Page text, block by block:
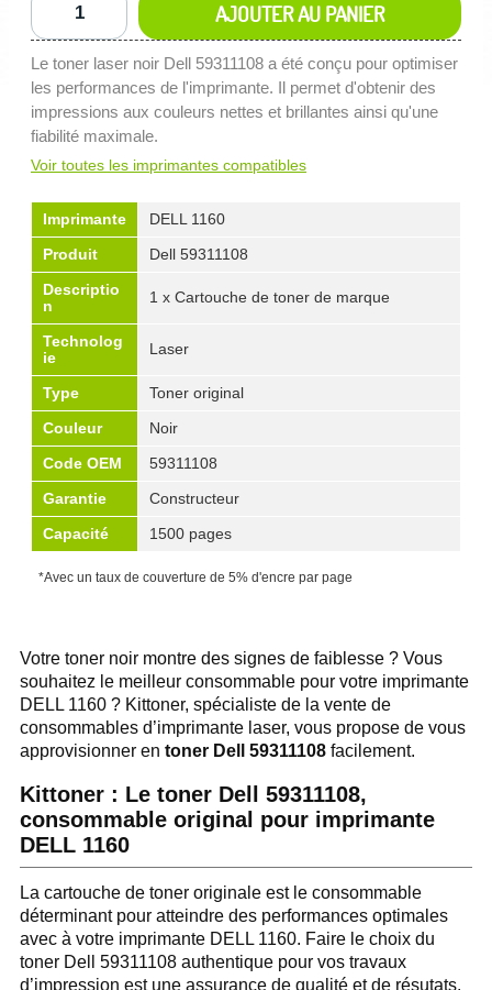
AJOUTER AU PANIER
Le toner laser noir Dell 59311108 a été conçu pour optimiser
les performances de l'imprimante. Il permet d'obtenir des
impressions aux couleurs nettes et brillantes ainsi qu'une
fiabilité maximale.
Voir toutes les imprimantes compatibles
Imprimante
DELL 1160
Produit
Dell 59311108
Descriptio
n
1 x Cartouche de toner de marque
Technolog
ie
Laser
Type
Toner original
Couleur
Noir
Code OEM
59311108
Garantie
Constructeur
Capacité
1500 pages
*Avec un taux de couverture de 5% d'encre par page
Votre toner noir montre des signes de faiblesse ? Vous
souhaitez le meilleur consommable pour votre imprimante
DELL 1160 ? Kittoner, spécialiste de la vente de
consommables d’imprimante laser, vous propose de vous
approvisionner en toner Dell 59311108 facilement.
Kittoner : Le toner Dell 59311108,
consommable original pour imprimante
DELL 1160
La cartouche de toner originale est le consommable
déterminant pour atteindre des performances optimales
avec à votre imprimante DELL 1160. Faire le choix du
toner Dell 59311108 authentique pour vos travaux
d’impression est une assurance de qualité et de résutats.